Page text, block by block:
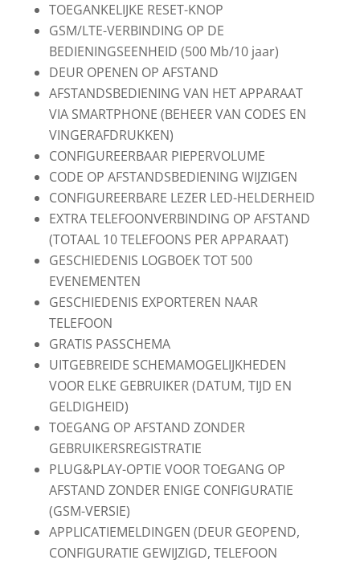
TOEGANKELIJKE RESET-KNOP
GSM/LTE-VERBINDING OP DE
BEDIENINGSEENHEID (500 Mb/10 jaar)
DEUR OPENEN OP AFSTAND
AFSTANDSBEDIENING VAN HET APPARAAT
VIA SMARTPHONE (BEHEER VAN CODES EN
VINGERAFDRUKKEN)
CONFIGUREERBAAR PIEPERVOLUME
CODE OP AFSTANDSBEDIENING WIJZIGEN
CONFIGUREERBARE LEZER LED-HELDERHEID
EXTRA TELEFOONVERBINDING OP AFSTAND
(TOTAAL 10 TELEFOONS PER APPARAAT)
GESCHIEDENIS LOGBOEK TOT 500
EVENEMENTEN
GESCHIEDENIS EXPORTEREN NAAR
TELEFOON
GRATIS PASSCHEMA
UITGEBREIDE SCHEMAMOGELIJKHEDEN
VOOR ELKE GEBRUIKER (DATUM, TIJD EN
GELDIGHEID)
TOEGANG OP AFSTAND ZONDER
GEBRUIKERSREGISTRATIE
PLUG&PLAY-OPTIE VOOR TOEGANG OP
AFSTAND ZONDER ENIGE CONFIGURATIE
(GSM-VERSIE)
APPLICATIEMELDINGEN (DEUR GEOPEND,
CONFIGURATIE GEWIJZIGD, TELEFOON